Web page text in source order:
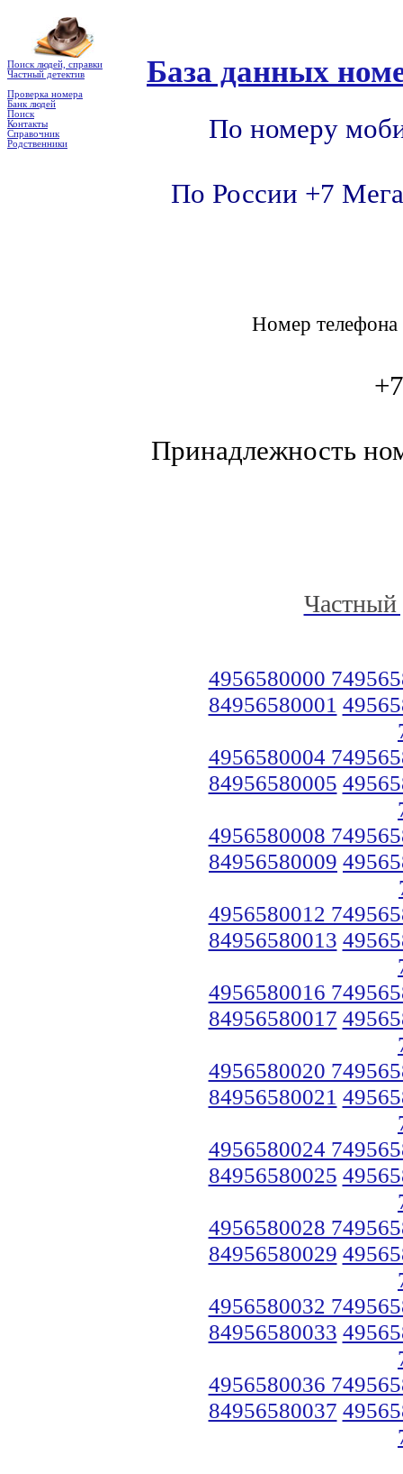
Поиск людей, справки
Частный детектив
Проверка номера
Банк людей
Поиск
Контакты
Справочник
Родственники
База данных
По номеру
По России +7
Номер
Принадлежность
Частный
4956580000
84956580001
4956580004
84956580005
4956580008
84956580009
4956580012
84956580013
4956580016
84956580017
4956580020
84956580021
4956580024
84956580025
4956580028
84956580029
4956580032
84956580033
4956580036
84956580037